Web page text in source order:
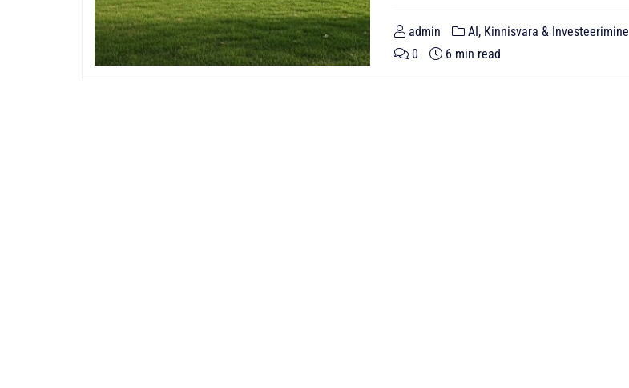
admin
AI, Kinnisvara & Investeerimine
0
6 min read